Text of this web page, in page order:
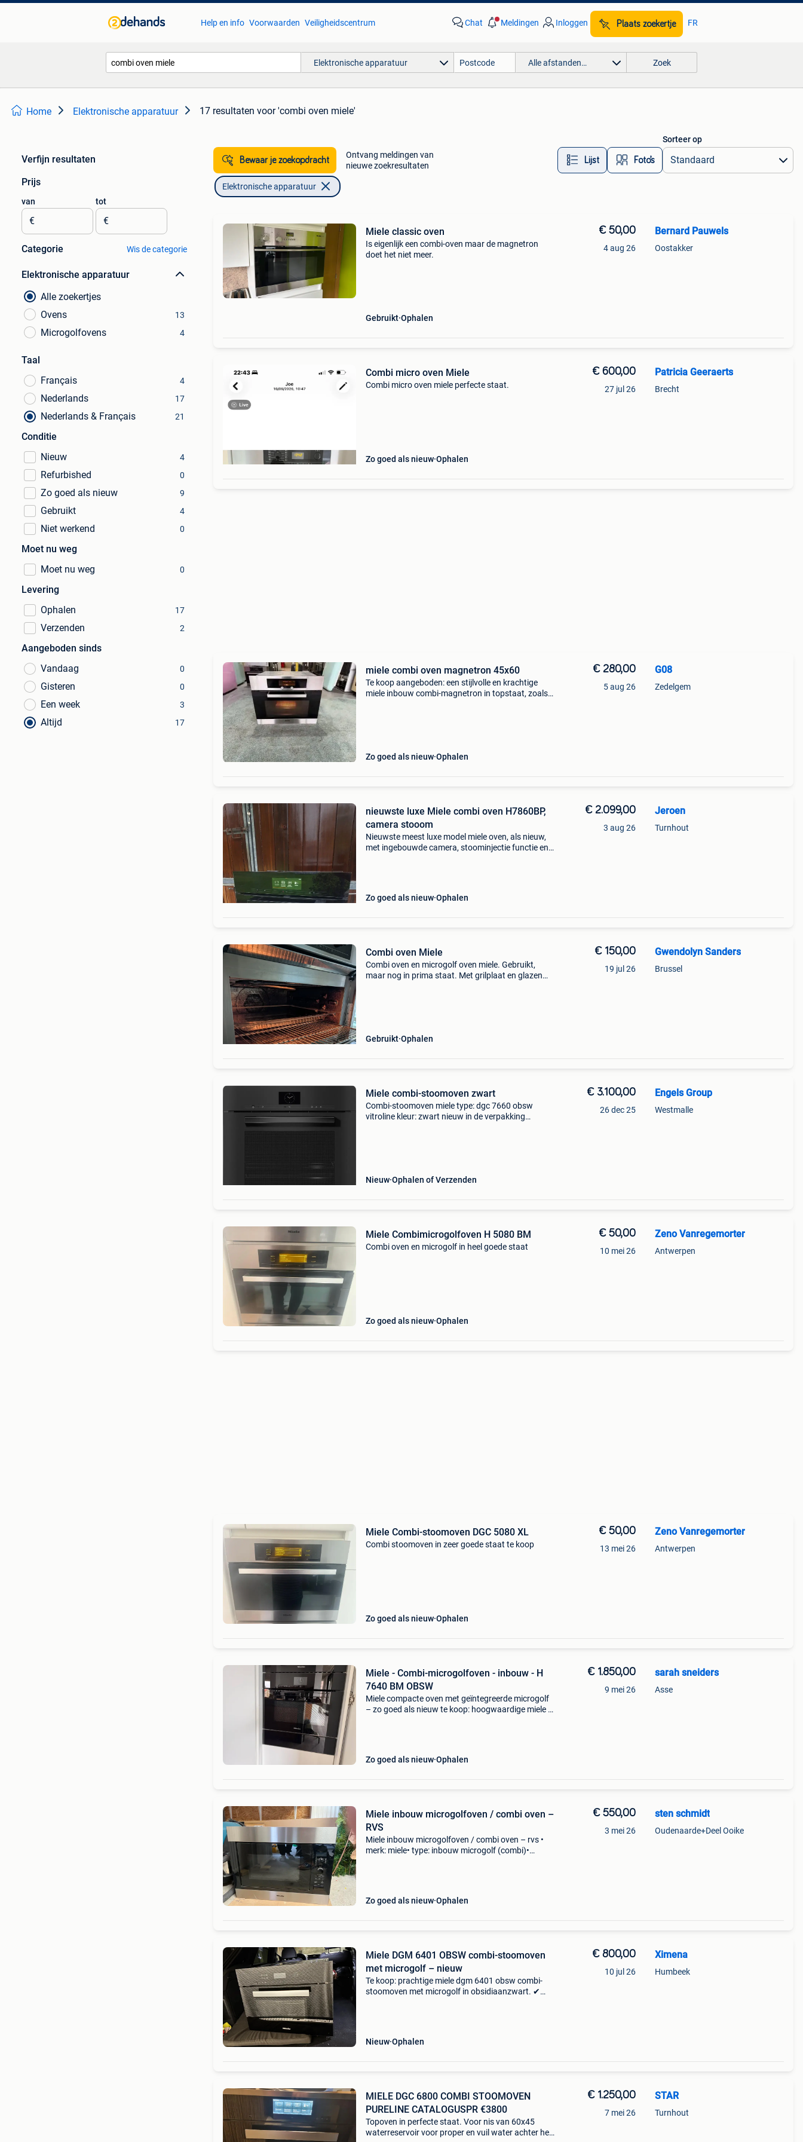
Help en info Voorwaarden Veiligheidscentrum Chat Meldingen Inloggen Plaats zoekertje FR
Elektronische apparatuur Alle afstanden… Zoek
Home Elektronische apparatuur 17 resultaten voor 'combi oven miele'
Verfijn resultaten
Prijs
van
€
tot
€
Categorie Wis de categorie
Elektronische apparatuur
Alle zoekertjes
Ovens
13
Microgolfovens 4
Taal
Français
4
Nederlands 17
Nederlands & Français 21
Conditie
Nieuw
4
Refurbished 0
Zo goed als nieuw 9
Gebruikt 4
Niet werkend 0
Moet nu weg
Moet nu weg
0
Levering
Ophalen
17
Verzenden 2
Aangeboden sinds
Vandaag
0
Gisteren 0
Een week 3
Altijd 17
Bewaar je zoekopdracht
Ontvang meldingen van
nieuwe zoekresultaten
Lijst Foto’s
Sorteer op
Elektronische apparatuur
Miele classic oven
Is eigenlijk een combi-oven maar de magnetron
doet het niet meer.
Gebruikt Ophalen
€ 50,00
4 aug 26
Bernard Pauwels
Oostakker
Combi micro oven Miele
Combi micro oven miele perfecte staat.
Zo goed als nieuw Ophalen
€ 600,00
27 jul 26
Patricia Geeraerts
Brecht
miele combi oven magnetron 45x60
Te koop aangeboden: een stijlvolle en krachtige
miele inbouw combi-magnetron in topstaat, zoals
Zo goed als nieuw Ophalen
€ 280,00
5 aug 26
G08
Zedelgem
nieuwste luxe Miele combi oven H7860BP,
camera stooom
Nieuwste meest luxe model miele oven, als nieuw,
met ingebouwde camera, stoominjectie functie en
Zo goed als nieuw Ophalen
€ 2.099,00
3 aug 26
Jeroen
Turnhout
Combi oven Miele
Combi oven en microgolf oven miele. Gebruikt,
maar nog in prima staat. Met grilplaat en glazen
Gebruikt Ophalen
€ 150,00
19 jul 26
Gwendolyn Sanders
Brussel
Miele combi-stoomoven zwart
Combi-stoomoven miele type: dgc 7660 obsw
vitroline kleur: zwart nieuw in de verpakking
Nieuw Ophalen of Verzenden
€ 3.100,00
26 dec 25
Engels Group
Westmalle
Miele Combimicrogolfoven H 5080 BM
Combi oven en microgolf in heel goede staat
Zo goed als nieuw Ophalen
€ 50,00
10 mei 26
Zeno Vanregemorter
Antwerpen
Miele Combi-stoomoven DGC 5080 XL
Combi stoomoven in zeer goede staat te koop
Zo goed als nieuw Ophalen
€ 50,00
13 mei 26
Zeno Vanregemorter
Antwerpen
Miele - Combi-microgolfoven - inbouw - H
7640 BM OBSW
Miele compacte oven met geïntegreerde microgolf
– zo goed als nieuw te koop: hoogwaardige miele h
Zo goed als nieuw Ophalen
€ 1.850,00
9 mei 26
sarah sneiders
Asse
Miele inbouw microgolfoven / combi oven –
RVS
Miele inbouw microgolfoven / combi oven – rvs •
merk: miele• type: inbouw microgolf (combi)•
Zo goed als nieuw Ophalen
€ 550,00
3 mei 26
sten schmidt
Oudenaarde+Deel Ooike
Miele DGM 6401 OBSW combi-stoomoven
met microgolf – nieuw
Te koop: prachtige miele dgm 6401 obsw combi-
stoomoven met microgolf in obsidiaanzwart. ✔
Nieuw Ophalen
€ 800,00
10 jul 26
Ximena
Humbeek
MIELE DGC 6800 COMBI STOOMOVEN
PURELINE CATALOGUSPR €3800
Topoven in perfecte staat. Voor nis van 60x45
waterreservoir voor proper en vuil water achter het
€ 1.250,00
7 mei 26
STAR
Turnhout